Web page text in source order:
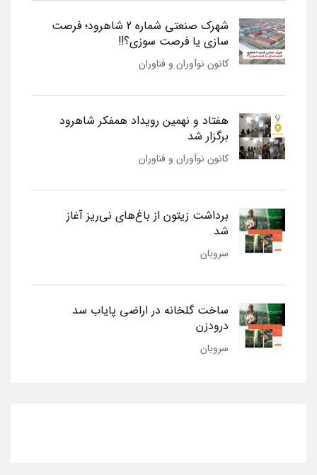
شهرک صنعتی شماره 2 شاهرود؛ فرصت
سازی یا فرصت سوزی؟!!
کانون نوآوران و فناوران
هفتاد و نهمین رویداد همفکر شاهرود
برگزار شد
کانون نوآوران و فناوران
برداشت زیتون از باغ‌های نی‌ریز آغاز
شد
سروبان
ساخت گلخانه در اراضی پایاب سد
درودزن
سروبان